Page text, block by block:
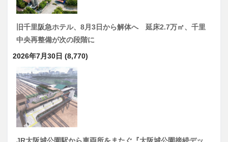
旧千里阪急ホテル、8月3日から解体へ 延床2.7万㎡、千里
中央再整備が次の段階に
2026年7月30日 (8,770)